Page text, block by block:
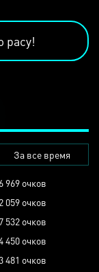
расу!
За все время
969 очков
059 очков
532 очков
450 очков
481 очков